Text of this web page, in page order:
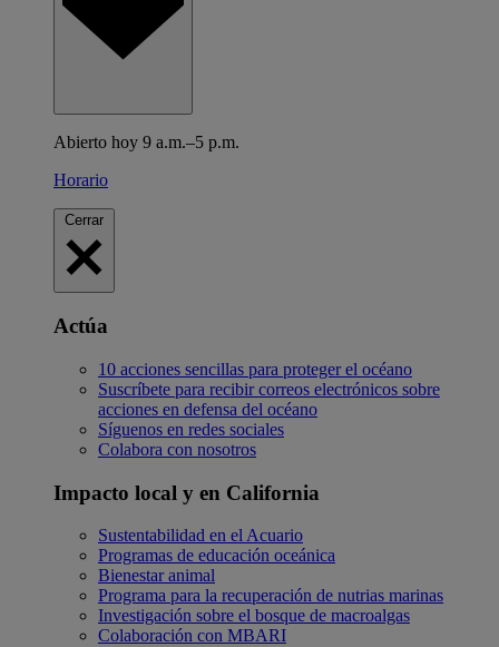
Abierto hoy 9 a.m.–5 p.m.
Horario
Cerrar
Actúa
10 acciones sencillas para proteger el océano
Suscríbete para recibir correos electrónicos sobre
acciones en defensa del océano
Síguenos en redes sociales
Colabora con nosotros
Impacto local y en California
Sustentabilidad en el Acuario
Programas de educación oceánica
Bienestar animal
Programa para la recuperación de nutrias marinas
Investigación sobre el bosque de macroalgas
Colaboración con MBARI